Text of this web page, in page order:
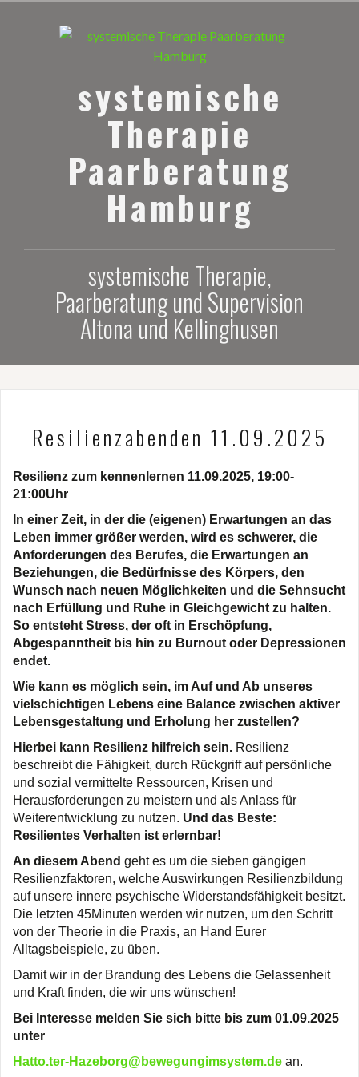
systemische
Therapie
Paarberatung
Hamburg
systemische Therapie,
Paarberatung und Supervision
Altona und Kellinghusen
Resilienzabenden 11.09.2025
Resilienz zum kennenlernen 11.09.2025, 19:00-
21:00Uhr
In einer Zeit, in der die (eigenen) Erwartungen an das
Leben immer größer werden, wird es schwerer, die
Anforderungen des Berufes, die Erwartungen an
Beziehungen, die Bedürfnisse des Körpers, den
Wunsch nach neuen Möglichkeiten und die Sehnsucht
nach Erfüllung und Ruhe in Gleichgewicht zu halten.
So entsteht Stress, der oft in Erschöpfung,
Abgespanntheit bis hin zu Burnout oder Depressionen
endet.
Wie kann es möglich sein, im Auf und Ab unseres
vielschichtigen Lebens eine Balance zwischen aktiver
Lebensgestaltung und Erholung her zustellen?
Hierbei kann Resilienz hilfreich sein. Resilienz
beschreibt die Fähigkeit, durch Rückgriff auf persönliche
und sozial vermittelte Ressourcen, Krisen und
Herausforderungen zu meistern und als Anlass für
Weiterentwicklung zu nutzen. Und das Beste:
Resilientes Verhalten ist erlernbar!
An diesem Abend geht es um die sieben gängigen
Resilienzfaktoren, welche Auswirkungen Resilienzbildung
auf unsere innere psychische Widerstandsfähigkeit besitzt.
Die letzten 45Minuten werden wir nutzen, um den Schritt
von der Theorie in die Praxis, an Hand Eurer
Alltagsbeispiele, zu üben.
Damit wir in der Brandung des Lebens die Gelassenheit
und Kraft finden, die wir uns wünschen!
Bei Interesse melden Sie sich bitte bis zum 01.09.2025
unter
Hatto.ter-Hazeborg@bewegungimsystem.de an.